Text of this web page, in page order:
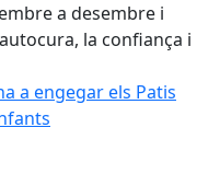
a desembre i
la confiança i
a engegar els Patis
a engegar els Patis